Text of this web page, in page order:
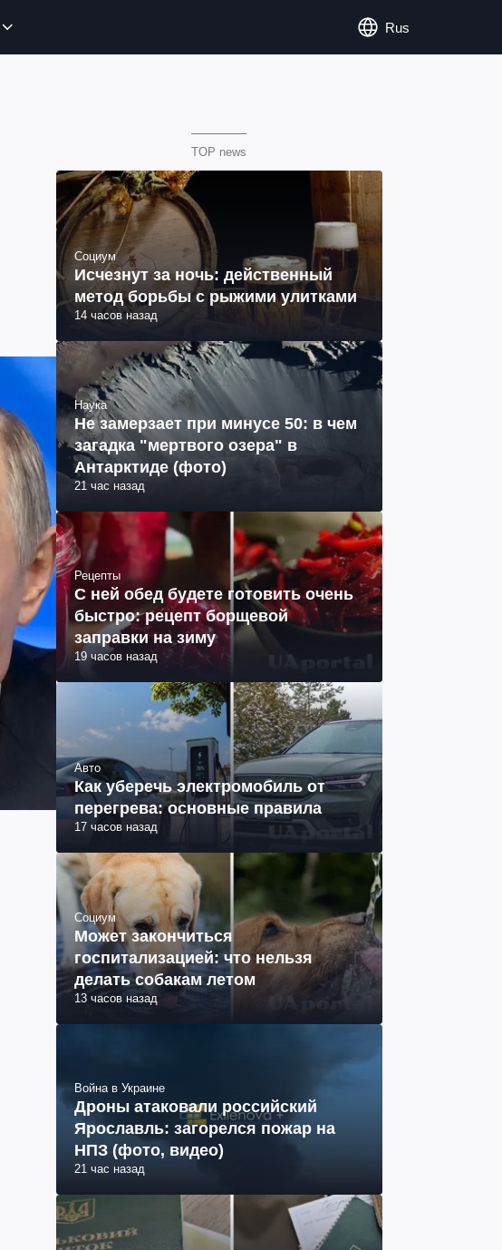
Rus
TOP news
Социум
Исчезнут за ночь: действенный
метод борьбы с рыжими улитками
14 часов назад
Наука
Не замерзает при минусе 50: в чем
загадка "мертвого озера" в
Антарктиде (фото)
21 час назад
Рецепты
С ней обед будете готовить очень
быстро: рецепт борщевой
заправки на зиму
19 часов назад
Авто
Как уберечь электромобиль от
перегрева: основные правила
17 часов назад
Социум
Может закончиться
госпитализацией: что нельзя
делать собакам летом
13 часов назад
Война в Украине
Дроны атаковали российский
Ярославль: загорелся пожар на
НПЗ (фото, видео)
21 час назад